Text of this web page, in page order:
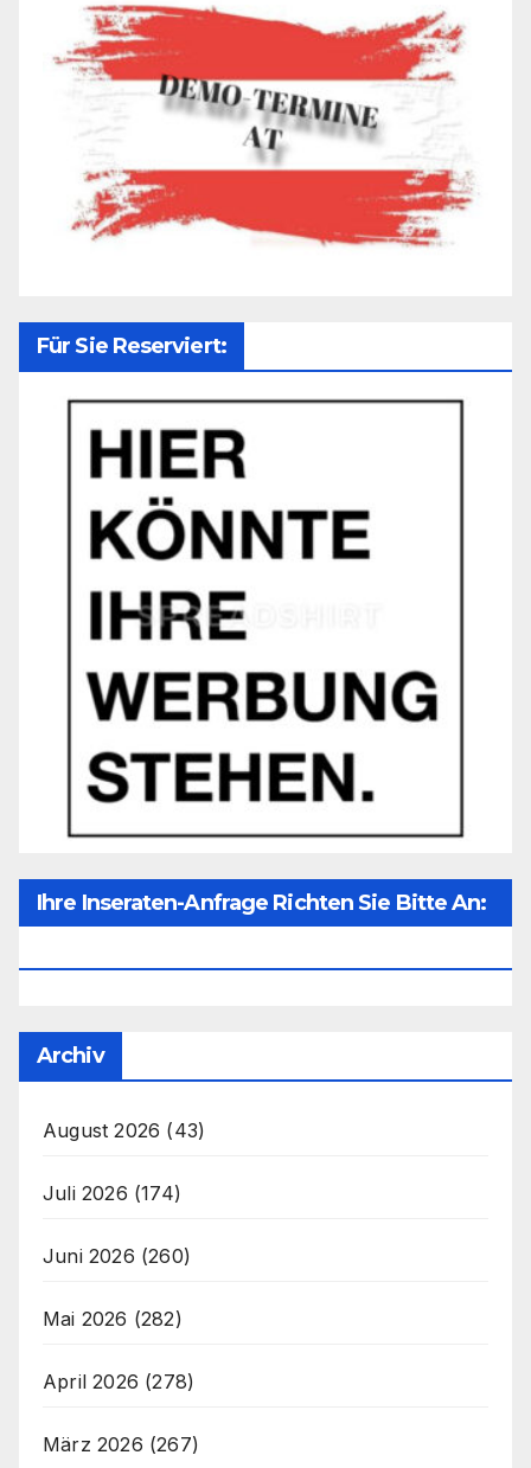
Für Sie Reserviert:
Ihre Inseraten-Anfrage Richten Sie Bitte An:
Archiv
August 2026 (43)
Juli 2026 (174)
Juni 2026 (260)
Mai 2026 (282)
April 2026 (278)
März 2026 (267)